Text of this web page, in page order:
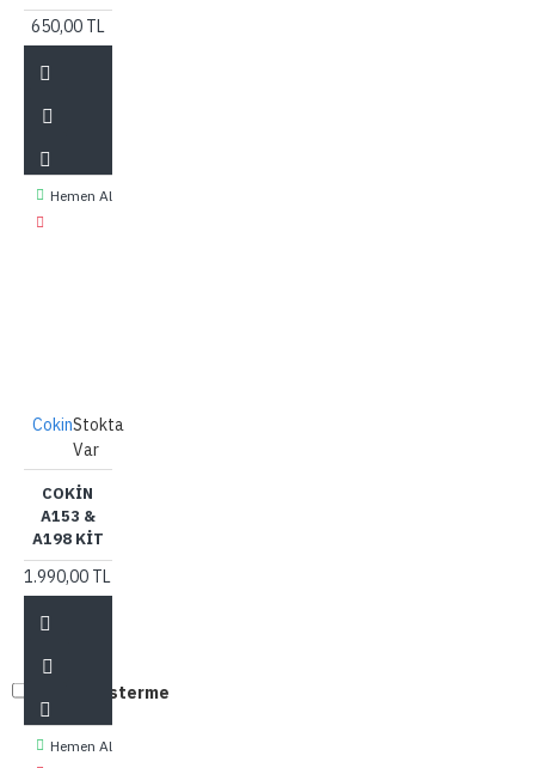
Tekrar gösterme
650,00 TL
Hemen Al
CokinStokta
Var
COKIN
A153 &
A198 KIT
1.990,00 TL
Hemen Al